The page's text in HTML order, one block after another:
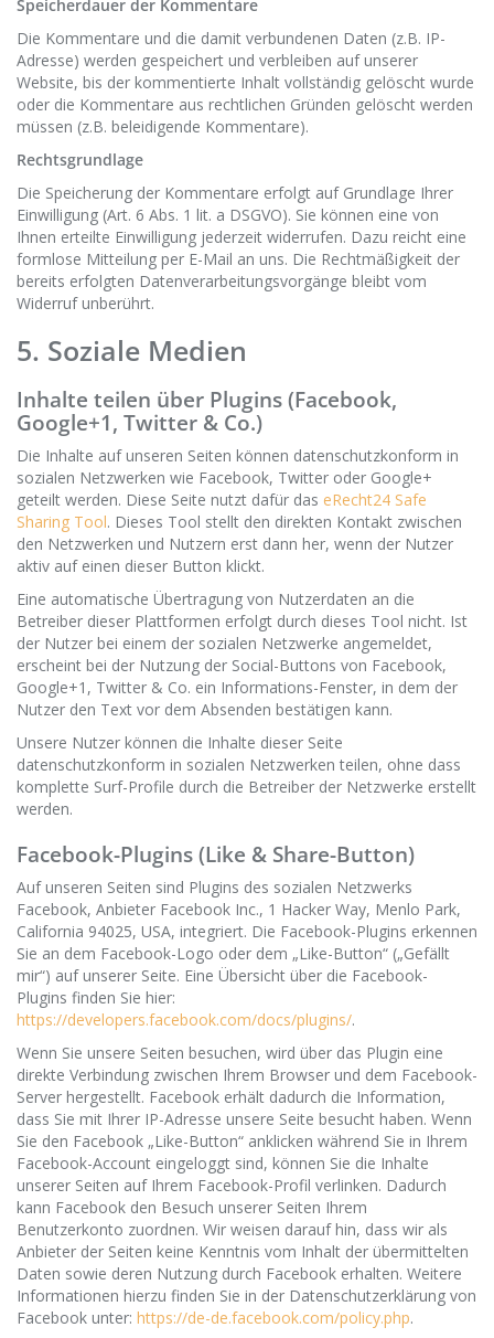
Speicherdauer der Kommentare
Die Kommentare und die damit verbundenen Daten (z.B. IP-
Adresse) werden gespeichert und verbleiben auf unserer
Website, bis der kommentierte Inhalt vollständig gelöscht wurde
oder die Kommentare aus rechtlichen Gründen gelöscht werden
müssen (z.B. beleidigende Kommentare).
Rechtsgrundlage
Die Speicherung der Kommentare erfolgt auf Grundlage Ihrer
Einwilligung (Art. 6 Abs. 1 lit. a DSGVO). Sie können eine von
Ihnen erteilte Einwilligung jederzeit widerrufen. Dazu reicht eine
formlose Mitteilung per E-Mail an uns. Die Rechtmäßigkeit der
bereits erfolgten Datenverarbeitungsvorgänge bleibt vom
Widerruf unberührt.
5. Soziale Medien
Inhalte teilen über Plugins (Facebook,
Google+1, Twitter & Co.)
Die Inhalte auf unseren Seiten können datenschutzkonform in
sozialen Netzwerken wie Facebook, Twitter oder Google+
geteilt werden. Diese Seite nutzt dafür das eRecht24 Safe
Sharing Tool. Dieses Tool stellt den direkten Kontakt zwischen
den Netzwerken und Nutzern erst dann her, wenn der Nutzer
aktiv auf einen dieser Button klickt.
Eine automatische Übertragung von Nutzerdaten an die
Betreiber dieser Plattformen erfolgt durch dieses Tool nicht. Ist
der Nutzer bei einem der sozialen Netzwerke angemeldet,
erscheint bei der Nutzung der Social-Buttons von Facebook,
Google+1, Twitter & Co. ein Informations-Fenster, in dem der
Nutzer den Text vor dem Absenden bestätigen kann.
Unsere Nutzer können die Inhalte dieser Seite
datenschutzkonform in sozialen Netzwerken teilen, ohne dass
komplette Surf-Profile durch die Betreiber der Netzwerke erstellt
werden.
Facebook-Plugins (Like & Share-Button)
Auf unseren Seiten sind Plugins des sozialen Netzwerks
Facebook, Anbieter Facebook Inc., 1 Hacker Way, Menlo Park,
California 94025, USA, integriert. Die Facebook-Plugins erkennen
Sie an dem Facebook-Logo oder dem „Like-Button“ („Gefällt
mir“) auf unserer Seite. Eine Übersicht über die Facebook-
Plugins finden Sie hier:
https://developers.facebook.com/docs/plugins/.
Wenn Sie unsere Seiten besuchen, wird über das Plugin eine
direkte Verbindung zwischen Ihrem Browser und dem Facebook-
Server hergestellt. Facebook erhält dadurch die Information,
dass Sie mit Ihrer IP-Adresse unsere Seite besucht haben. Wenn
Sie den Facebook „Like-Button“ anklicken während Sie in Ihrem
Facebook-Account eingeloggt sind, können Sie die Inhalte
unserer Seiten auf Ihrem Facebook-Profil verlinken. Dadurch
kann Facebook den Besuch unserer Seiten Ihrem
Benutzerkonto zuordnen. Wir weisen darauf hin, dass wir als
Anbieter der Seiten keine Kenntnis vom Inhalt der übermittelten
Daten sowie deren Nutzung durch Facebook erhalten. Weitere
Informationen hierzu finden Sie in der Datenschutzerklärung von
Facebook unter: https://de-de.facebook.com/policy.php.